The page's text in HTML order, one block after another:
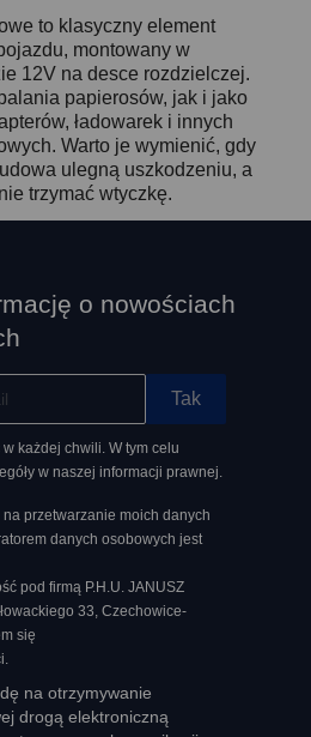
to klasyczny element
montowany w
12V na desce rozdzielczej.
papierosów, jak i jako
ładowarek i innych
Warto je wymienić, gdy
ulegną uszkodzeniu, a
trzymać wtyczkę.
o nowościach
każdej chwili. W tym celu
w naszej informacji prawnej.
przetwarzanie moich danych
danych osobowych jest
pod firmą P.H.U. JANUSZ
33, Czechowice-
się
na otrzymywanie
drogą elektroniczną